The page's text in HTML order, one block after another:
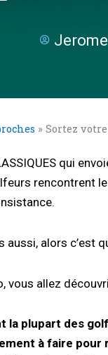
» Sortez
qui
rencontrent
aussi, alors c’est
vous allez
la plupart des
à faire pour